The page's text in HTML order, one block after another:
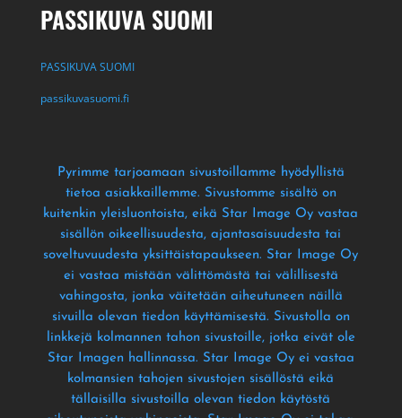
PASSIKUVA SUOMI
PASSIKUVA SUOMI
passikuvasuomi.fi
Pyrimme tarjoamaan sivustoillamme hyödyllistä
tietoa asiakkaillemme. Sivustomme sisältö on
kuitenkin yleisluontoista, eikä Star Image Oy vastaa
sisällön oikeellisuudesta, ajantasaisuudesta tai
soveltuvuudesta yksittäistapaukseen. Star Image Oy
ei vastaa mistään välittömästä tai välillisestä
vahingosta, jonka väitetään aiheutuneen näillä
sivuilla olevan tiedon käyttämisestä. Sivustolla on
linkkejä kolmannen tahon sivustoille, jotka eivät ole
Star Imagen hallinnassa. Star Image Oy ei vastaa
kolmansien tahojen sivustojen sisällöstä eikä
tällaisilla sivustoilla olevan tiedon käytöstä